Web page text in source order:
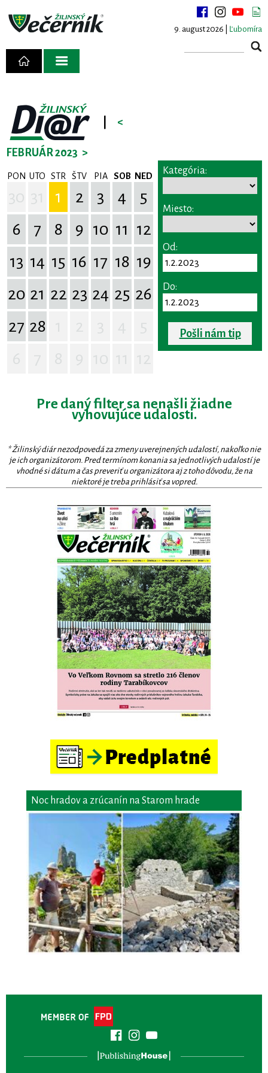
9. august 2026 | Ľubomíra
<
FEBRUÁR 2023 >
PON UTO STR ŠTV PIA SOB NED
1 2 3 4
5
6
7 8 9 10 11 12
13 14 15 16 17 18 19
20 21 22 23 24 25 26
27 28
Kategória:
Miesto:
Od:
Do:
Pošli nám tip
Pre daný filter sa nenašli žiadne
vyhovujúce udalosti.
* Žilinský diár nezodpovedá za zmeny uverejnených udalostí, nakoľko nie
je ich organizátorom. Pred termínom konania sa jednotlivých udalostí je
vhodné si dátum a čas preveriť u organizátora aj z toho dôvodu, že na
niektoré je treba prihlásiť sa vopred.
Noc hradov a zrúcanín na Starom hrade